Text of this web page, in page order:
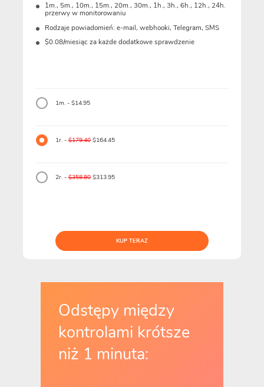
1m., 5m., 10m., 15m., 20m., 30m., 1h., 3h., 6h., 12h., 24h.
przerwy w monitorowaniu
Rodzaje powiadomień: e-mail, webhooki, Telegram, SMS
$0.08/miesiąc za każde dodatkowe sprawdzenie
1m. - $14.95
1r. -$179.40$164.45
2r. -$358.80$313.95
KUP TERAZ
Odstępy między
kontrolami krótsze
niż 1 minuta: